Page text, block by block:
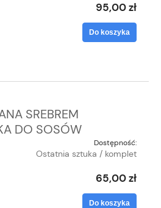
95,00 zł
Do koszyka
SREBREM
DO SOSÓW
Dostępność:
Ostatnia sztuka / komplet
65,00 zł
Do koszyka